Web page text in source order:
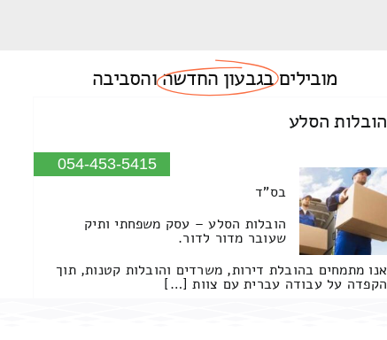
מוביליםבגבעון החדשהוהסביבה
הובלות הסלע
054-453-5415
בס"ד
הובלות הסלע – עסק משפחתי ותיק
שעובר מדור לדור.
אנו מתמחים בהובלת דירות, משרדים והובלות קטנות, תוך
הקפדה על עבודה עברית עם צוות […]